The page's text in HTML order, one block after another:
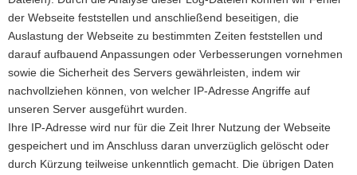
der Webseite feststellen und anschließend beseitigen, die
Auslastung der Webseite zu bestimmten Zeiten feststellen und
darauf aufbauend Anpassungen oder Verbesserungen vornehmen
sowie die Sicherheit des Servers gewährleisten, indem wir
nachvollziehen können, von welcher IP-Adresse Angriffe auf
unseren Server ausgeführt wurden.
Ihre IP-Adresse wird nur für die Zeit Ihrer Nutzung der Webseite
gespeichert und im Anschluss daran unverzüglich gelöscht oder
durch Kürzung teilweise unkenntlich gemacht. Die übrigen Daten